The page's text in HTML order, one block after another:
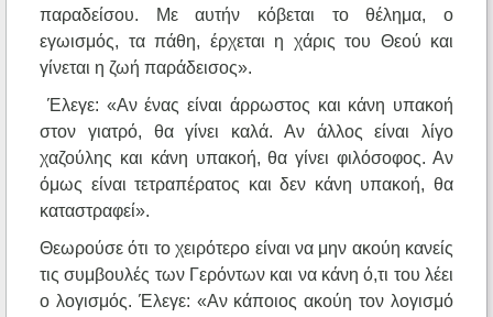
παραδείσου. Με αυτήν κόβεται το θέλημα, ο
εγωισμός, τα πάθη, έρχεται η χάρις του Θεού και
γίνεται η ζωή παράδεισος».
Έλεγε: «Αν ένας είναι άρρωστος και κάνη υπακοή
στον γιατρό, θα γίνει καλά. Αν άλλος είναι λίγο
χαζούλης και κάνη υπακοή, θα γίνει φιλόσοφος. Αν
όμως είναι τετραπέρατος και δεν κάνη υπακοή, θα
καταστραφεί».
Θεωρούσε ότι το χειρότερο είναι να μην ακούη κανείς
τις συμβουλές των Γερόντων και να κάνη ό,τι του λέει
ο λογισμός. Έλεγε: «Αν κάποιος ακούη τον λογισμό